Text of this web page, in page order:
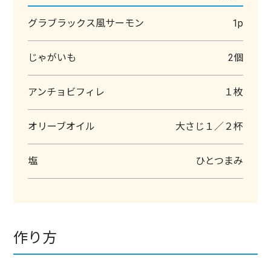
グラブラックス風サーモン 1p
じゃがいも 2個
アンチョビフィレ １枚
オリーブオイル 大さじ１／２杯
塩 ひとつまみ
作り方